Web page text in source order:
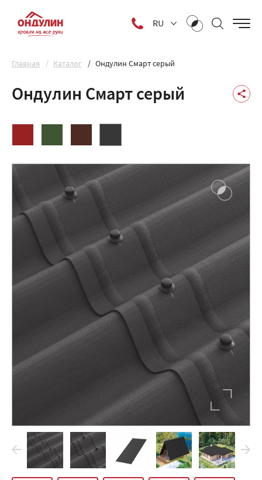
RU
Главная Каталог Ондулин Смарт серый
Ондулин Смарт серый